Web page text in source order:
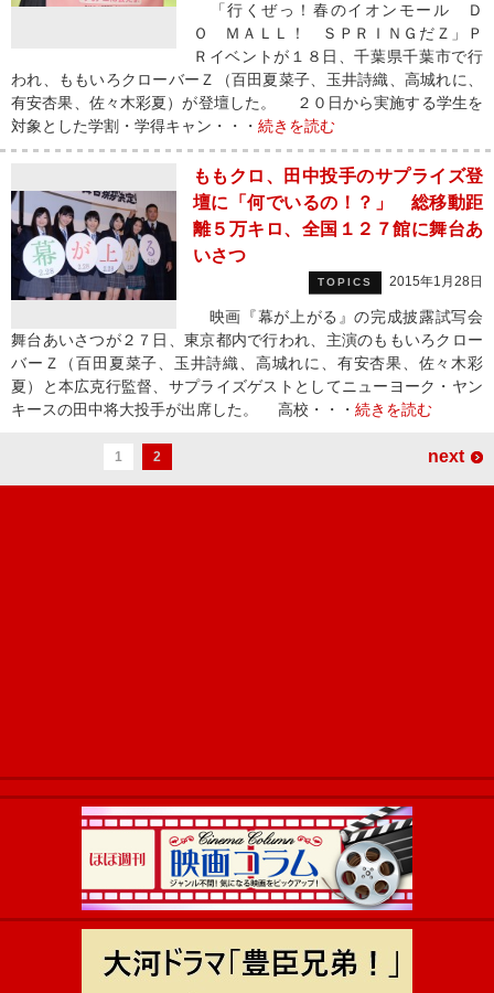
「行くぜっ！春のイオンモール Ｄ
Ｏ ＭＡＬＬ！ ＳＰＲＩＮＧだＺ」Ｐ
Ｒイベントが１８日、千葉県千葉市で行
われ、ももいろクローバーＺ（百田夏菜子、玉井詩織、高城れに、
有安杏果、佐々木彩夏）が登壇した。 ２０日から実施する学生を
対象とした学割・学得キャン・・・ 続きを読む
ももクロ、田中投手のサプライズ登
壇に「何でいるの！？」 総移動距
離５万キロ、全国１２７館に舞台あ
いさつ
TOPICS 2015年1月28日
映画『幕が上がる』の完成披露試写会
舞台あいさつが２７日、東京都内で行われ、主演のももいろクロー
バーＺ（百田夏菜子、玉井詩織、高城れに、有安杏果、佐々木彩
夏）と本広克行監督、サプライズゲストとしてニューヨーク・ヤン
キースの田中将大投手が出席した。 高校・・・ 続きを読む
1 2 next